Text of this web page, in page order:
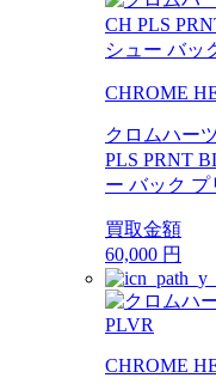
CHROME
クロムハー
PLS PRNT
ー バック プ
買取金額
60,000 円
CHROME